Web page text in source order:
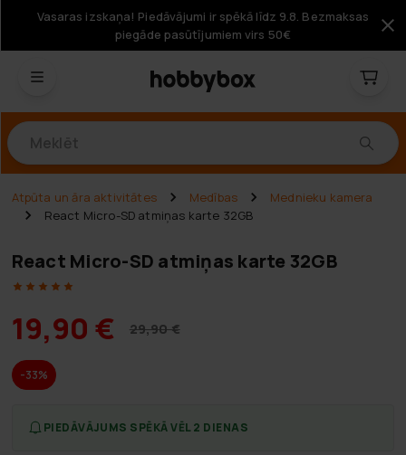
Vasaras izskaņa! Piedāvājumi ir spēkā līdz 9.8. Bezmaksas
piegāde pasūtījumiem virs 50€
Atpūta un āra aktivitātes Medības
Mednieku kamera
React Micro-SD atmiņas karte 32GB
React Micro-SD atmiņas karte 32GB
19,90 € 29,90 €
-33%
PIEDĀVĀJUMS SPĒKĀ VĒL 2 DIENAS